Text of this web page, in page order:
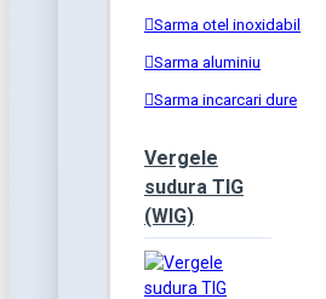
Sarma otel inoxidabil
Sarma aluminiu
Sarma incarcari dure
Vergele
sudura TIG
(WIG)